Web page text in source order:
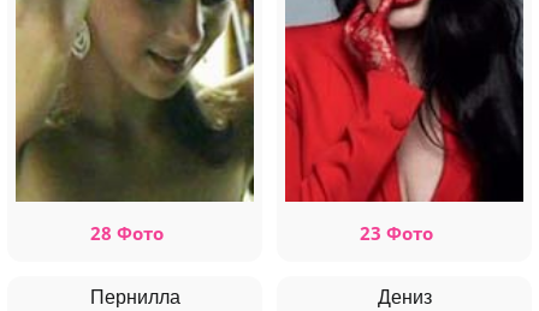
28 Фото 23 Фото
Пернилла
Дениз